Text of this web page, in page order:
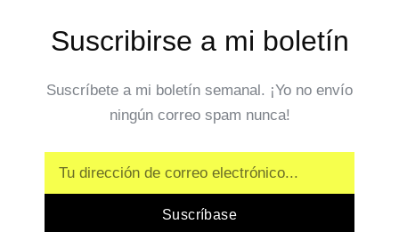
Suscribirse a mi boletín
Suscríbete a mi boletín semanal. ¡Yo no envío
ningún correo spam nunca!
Email
Suscríbase